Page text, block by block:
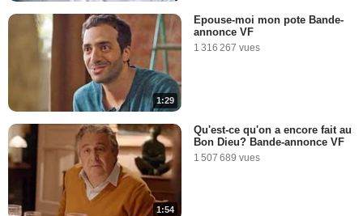
1:29
Epouse-moi mon pote Bande-
annonce VF
1 316 267 vues
1:54
Qu'est-ce qu'on a encore fait au
Bon Dieu? Bande-annonce VF
1 507 689 vues